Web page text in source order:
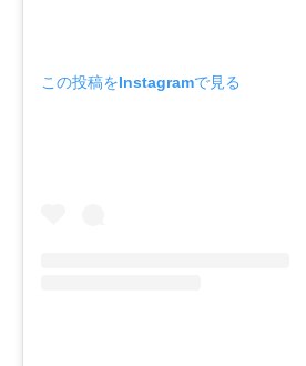
この投稿をInstagramで見る